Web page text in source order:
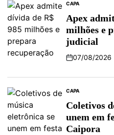
CAPA
Apex
milhões e
judicial
07/08/2026
CAPA
Coletivos
unem em
Caipora